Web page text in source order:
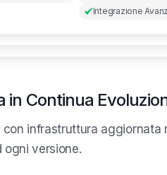
Integrazione
in Continua
con infrastruttura
ogni versione.